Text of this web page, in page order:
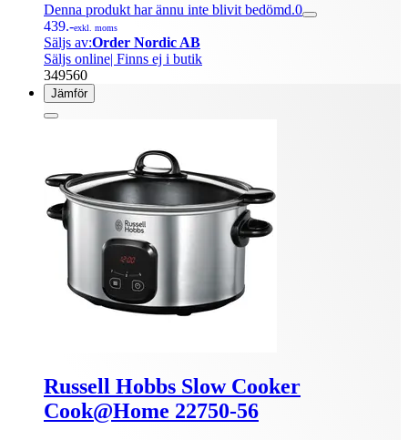
Denna produkt har ännu inte blivit bedömd.0
439.-exkl. moms
Säljs av:Order Nordic AB
Säljs online| Finns ej i butik
349560
Jämför
Russell Hobbs Slow Cooker
Cook@Home 22750-56